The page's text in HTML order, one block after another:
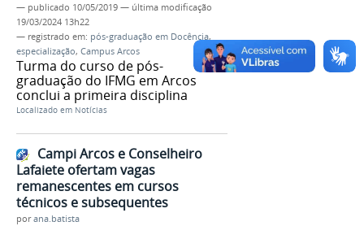
— publicado 10/05/2019 — última modificação
19/03/2024 13h22
— registrado em: pós-graduação em Docência,
especialização, Campus Arcos
Turma do curso de pós-
graduação do IFMG em Arcos
conclui a primeira disciplina
Localizado em Notícias
Campi Arcos e Conselheiro
Lafaiete ofertam vagas
remanescentes em cursos
técnicos e subsequentes
porana.batista